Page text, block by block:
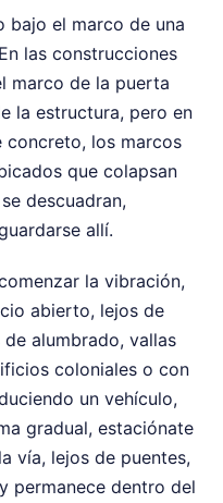
bajo el marco de una
las construcciones
marco de la puerta
la estructura, pero en
concreto, los marcos
que colapsan
descuadran,
allí.
la vibración,
abierto, lejos de
alumbrado, vallas
coloniales o con
un vehículo,
gradual, estaciónate
vía, lejos de puentes,
permanece dentro del